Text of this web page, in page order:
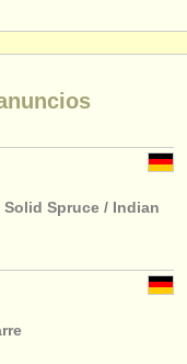
Spruce / Indian